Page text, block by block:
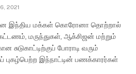
2021
இந்திய மக்கள் கொரோனா தொற்றால்
மருந்துகள், ஆக்சிஜன் மற்றும்
சுடுகாட்டிற்குப் போராடி வரும்
புகழ்பெற்ற இந்நாட்டின் பணக்காரர்கள்